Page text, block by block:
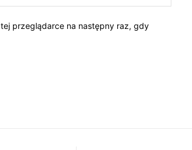
przeglądarce na następny raz, gdy